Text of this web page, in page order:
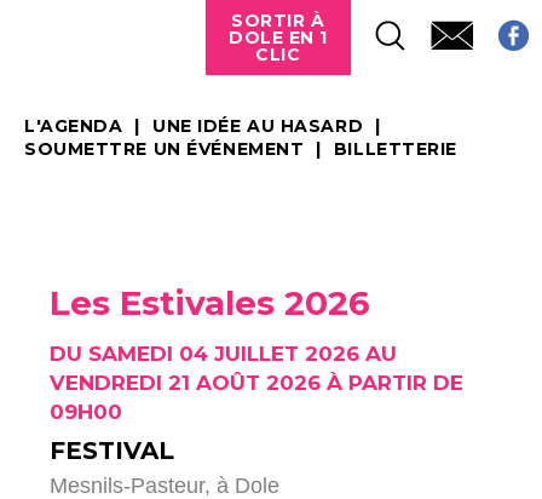
SORTIR À
DOLE EN 1
CLIC
L'AGENDA
UNE IDÉE AU HASARD
SOUMETTRE UN ÉVÉNEMENT
BILLETTERIE
Les Estivales 2026
DU SAMEDI 04 JUILLET 2026 AU
VENDREDI 21 AOÛT 2026 À PARTIR DE
09H00
FESTIVAL
Mesnils-Pasteur, à Dole